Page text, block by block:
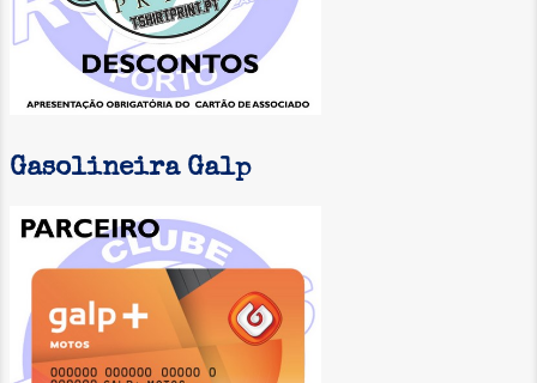
Gasolineira Galp